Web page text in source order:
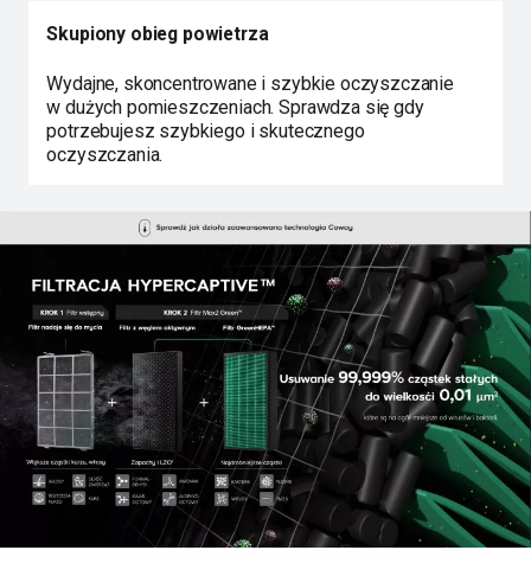
Skupiony obieg powietrza
Wydajne, skoncentrowane i szybkie oczyszczanie
w dużych pomieszczeniach. Sprawdza się gdy
potrzebujesz szybkiego i skutecznego
oczyszczania.